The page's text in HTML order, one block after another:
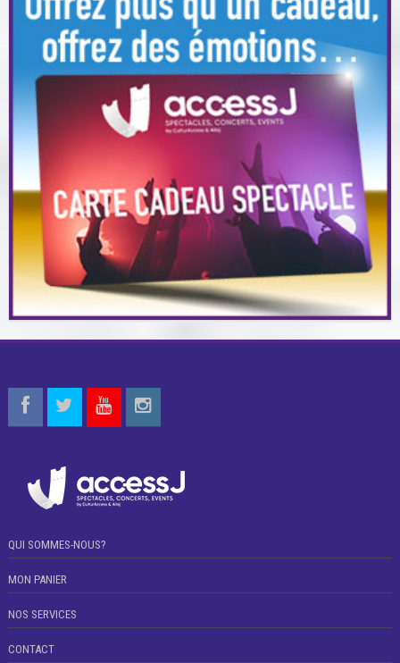
QUI SOMMES-NOUS?
MON PANIER
NOS SERVICES
CONTACT